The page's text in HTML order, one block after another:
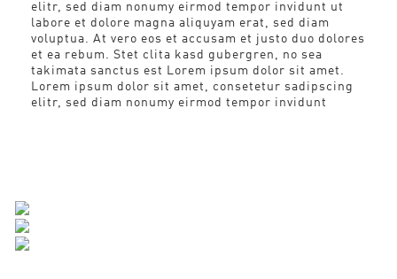
elitr, sed diam nonumy eirmod tempor invidunt ut
labore et dolore magna aliquyam erat, sed diam
voluptua. At vero eos et accusam et justo duo dolores
et ea rebum. Stet clita kasd gubergren, no sea
takimata sanctus est Lorem ipsum dolor sit amet.
Lorem ipsum dolor sit amet, consetetur sadipscing
elitr, sed diam nonumy eirmod tempor invidunt